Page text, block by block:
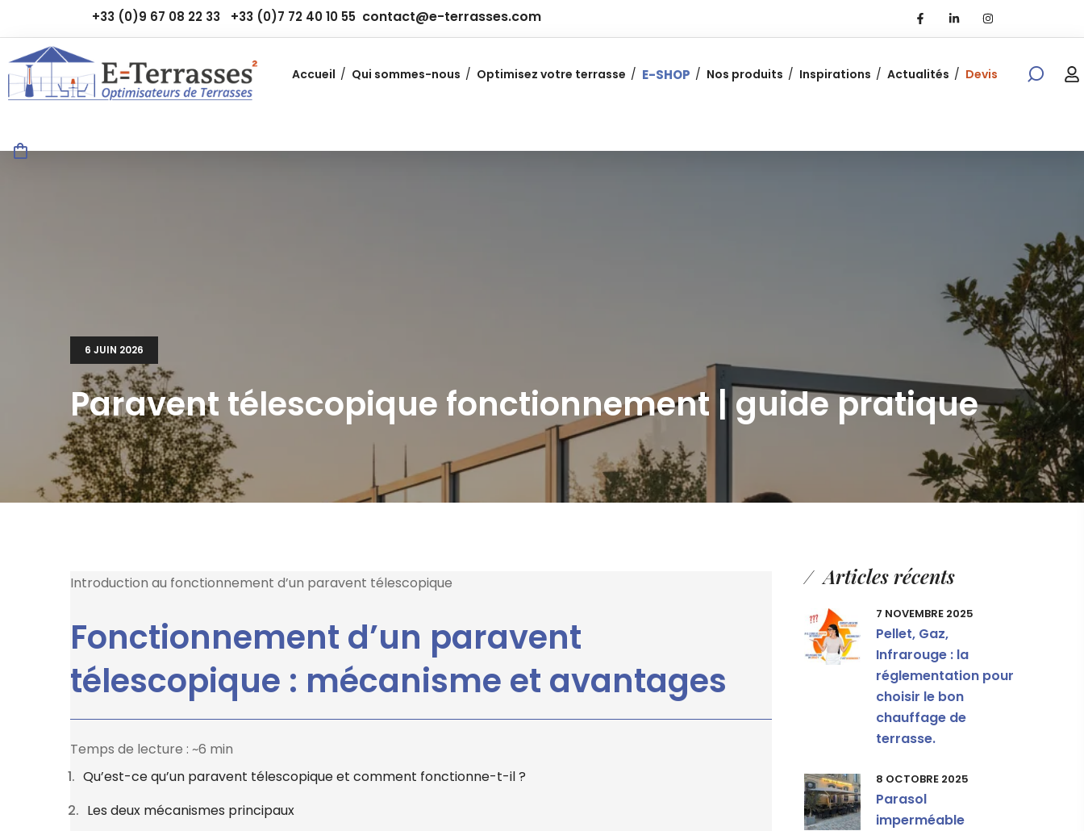
+33 (0)9 67 08 22 33 +33 (0)7 72 40 10 55 contact@e-terrasses.com
Accueil Qui sommes-nous Optimisez votre terrasse E-SHOP Nos produits Inspirations Actualités Devis
6 JUIN 2026
Paravent télescopique fonctionnement | guide pratique
Introduction au fonctionnement d’un paravent télescopique
Fonctionnement d’un paravent
télescopique : mécanisme et avantages
Temps de lecture : ~6 min
Qu’est-ce qu’un paravent télescopique et comment fonctionne-t-il ?
Les deux mécanismes principaux
Articles récents
7 NOVEMBRE 2025
Pellet, Gaz,
Infrarouge : la
réglementation pour
choisir le bon
chauffage de
terrasse.
8 OCTOBRE 2025
Parasol
imperméable